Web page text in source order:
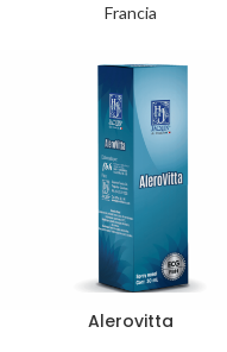
Francia
Alerovitta